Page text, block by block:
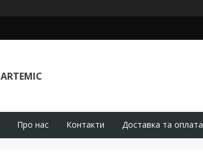
ARTEMIC
Про нас Контакти Доставка та оплата